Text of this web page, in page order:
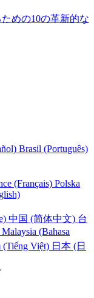
めの10の革新的な
Brasil (Português)
(Français) Polska
中国 (简体中文) 台
Malaysia (Bahasa
(Tiếng Việt) 日本 (日